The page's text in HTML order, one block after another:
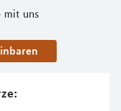
mit uns